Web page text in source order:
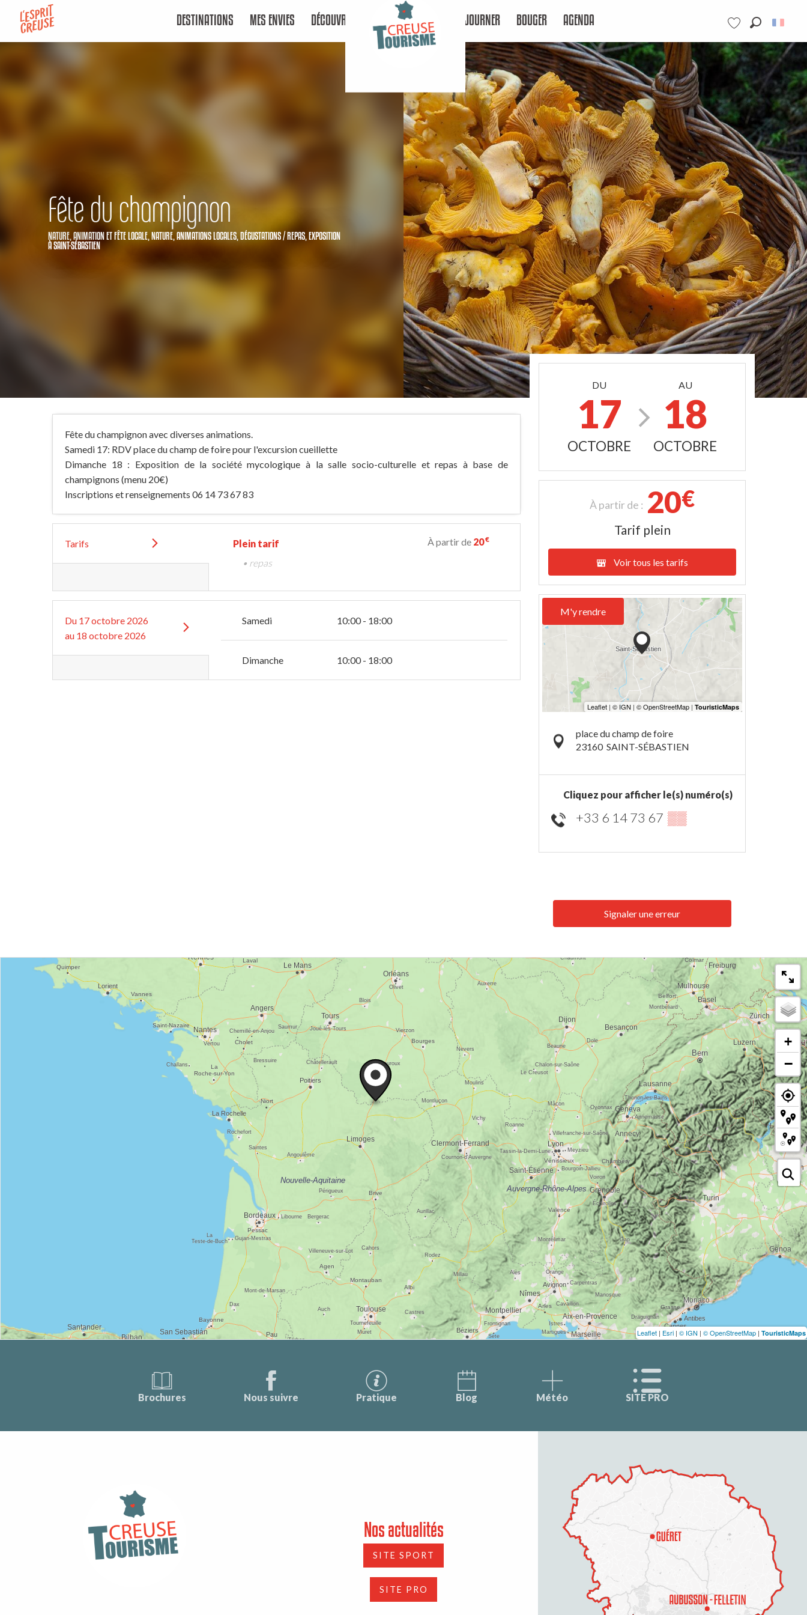
contenu
Voir les favoris
DESTINATIONS MES ENVIES DÉCOUVRIR SÉJOURNER BOUGER AGENDA
Fête du champignon
NATURE, ANIMATION ET FÊTE LOCALE, NATURE, ANIMATIONS LOCALES, DÉGUSTATIONS / REPAS, EXPOSITION
À SAINT-SÉBASTIEN
Fête du champignon avec diverses animations.
Samedi 17: RDV place du champ de foire pour l'excursion cueillette
Dimanche 18 : Exposition de la société mycologique à la salle socio-culturelle et repas à base de
champignons (menu 20€)
Inscriptions et renseignements 06 14 73 67 83
Tarifs Plein tarif À partir de 20€
• repas
Du 17 octobre 2026
au 18 octobre 2026
Samedi 10:00 - 18:00
Dimanche 10:00 - 18:00
DU
17
OCTOBRE
AU
18
OCTOBRE
À partir de : 20€
Tarif plein
Voir tous les tarifs
M'y rendre
place du champ de foire
23160 SAINT-SÉBASTIEN
Cliquez pour afficher le(s) numéro(s)
+33 6 14 73 67 ▒▒
Signaler une erreur
+
−
Leaflet | Esri | © IGN | © OpenStreetMap | TouristicMaps
Brochures Nous suivre Pratique Blog Météo SITE PRO
Nos actualités
SITE SPORT
SITE PRO